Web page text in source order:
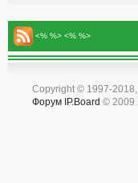
<% %> <% %>
Copyright © 1997-2018,
Форум IP.Board © 2009